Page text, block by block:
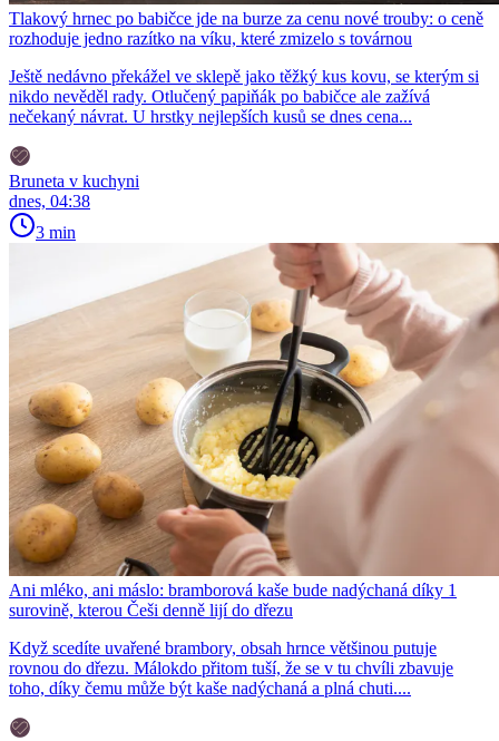
Tlakový hrnec po babičce jde na burze za cenu nové trouby: o ceně
rozhoduje jedno razítko na víku, které zmizelo s továrnou
Ještě nedávno překážel ve sklepě jako těžký kus kovu, se kterým si
nikdo nevěděl rady. Otlučený papiňák po babičce ale zažívá
nečekaný návrat. U hrstky nejlepších kusů se dnes cena...
Bruneta v kuchyni
dnes, 04:38
3 min
Ani mléko, ani máslo: bramborová kaše bude nadýchaná díky 1
surovině, kterou Češi denně lijí do dřezu
Když scedíte uvařené brambory, obsah hrnce většinou putuje
rovnou do dřezu. Málokdo přitom tuší, že se v tu chvíli zbavuje
toho, díky čemu může být kaše nadýchaná a plná chuti....